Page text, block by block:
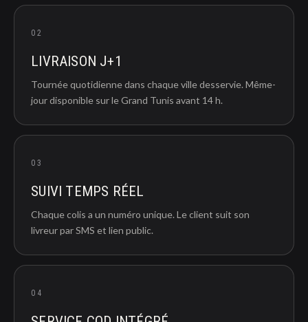
02
LIVRAISON J+1
Tournée quotidienne dans chaque ville desservie. Même-
jour disponible sur le Grand Tunis avant 14 h.
03
SUIVI TEMPS RÉEL
Chaque colis a un numéro unique. Le client suit son
livreur par SMS et lien public.
04